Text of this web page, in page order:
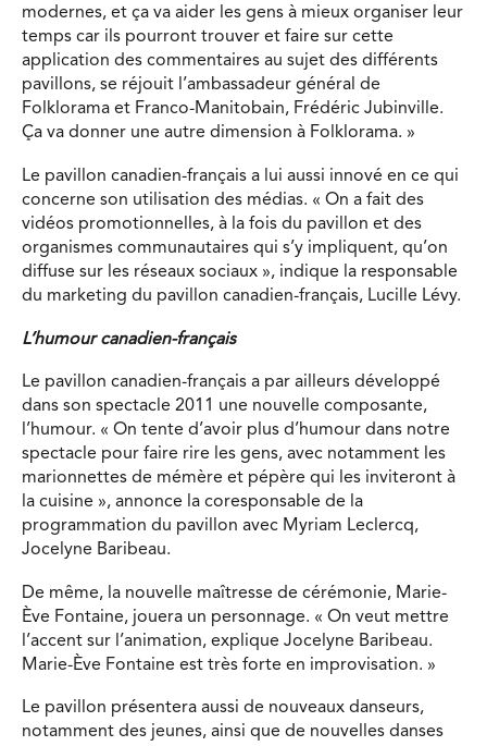
modernes, et ça va aider les gens à mieux organiser leur
temps car ils pourront trouver et faire sur cette
application des commentaires au sujet des différents
pavillons, se réjouit l’ambassadeur général de
Folklorama et Franco-Manitobain, Frédéric Jubinville.
Ça va donner une autre dimension à Folklorama. »
Le pavillon canadien-français a lui aussi innové en ce qui
concerne son utilisation des médias. « On a fait des
vidéos promotionnelles, à la fois du pavillon et des
organismes communautaires qui s’y impliquent, qu’on
diffuse sur les réseaux sociaux », indique la responsable
du marketing du pavillon canadien-français, Lucille Lévy.
L’humour canadien-français
Le pavillon canadien-français a par ailleurs développé
dans son spectacle 2011 une nouvelle composante,
l’humour. « On tente d’avoir plus d’humour dans notre
spectacle pour faire rire les gens, avec notamment les
marionnettes de mémère et pépère qui les inviteront à
la cuisine », annonce la coresponsable de la
programmation du pavillon avec Myriam Leclercq,
Jocelyne Baribeau.
De même, la nouvelle maîtresse de cérémonie, Marie-
Ève Fontaine, jouera un personnage. « On veut mettre
l’accent sur l’animation, explique Jocelyne Baribeau.
Marie-Ève Fontaine est très forte en improvisation. »
Le pavillon présentera aussi de nouveaux danseurs,
notamment des jeunes, ainsi que de nouvelles danses